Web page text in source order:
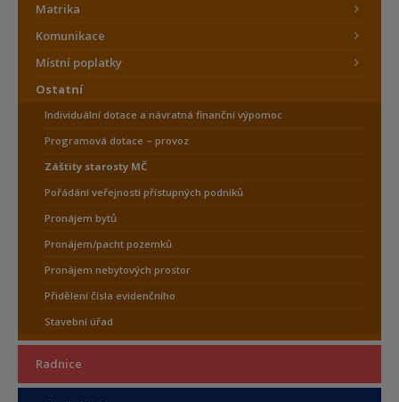
Matrika
Komunikace
Místní poplatky
Ostatní
Individuální dotace a návratná finanční výpomoc
Programová dotace – provoz
Záštity starosty MČ
Pořádání veřejnosti přístupných podniků
Pronájem bytů
Pronájem/pacht pozemků
Pronájem nebytových prostor
Přidělení čísla evidenčního
Stavební úřad
Radnice